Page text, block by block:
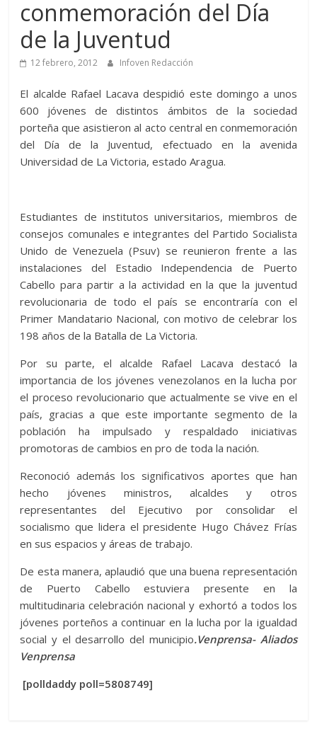
conmemoración del Día
de la Juventud
12 febrero, 2012 Infoven Redacción
El alcalde Rafael Lacava despidió este domingo a unos
600 jóvenes de distintos ámbitos de la sociedad
porteña que asistieron al acto central en conmemoración
del Día de la Juventud, efectuado en la avenida
Universidad de La Victoria, estado Aragua.
Estudiantes de institutos universitarios, miembros de
consejos comunales e integrantes del Partido Socialista
Unido de Venezuela (Psuv) se reunieron frente a las
instalaciones del Estadio Independencia de Puerto
Cabello para partir a la actividad en la que la juventud
revolucionaria de todo el país se encontraría con el
Primer Mandatario Nacional, con motivo de celebrar los
198 años de la Batalla de La Victoria.
Por su parte, el alcalde Rafael Lacava destacó la
importancia de los jóvenes venezolanos en la lucha por
el proceso revolucionario que actualmente se vive en el
país, gracias a que este importante segmento de la
población ha impulsado y respaldado iniciativas
promotoras de cambios en pro de toda la nación.
Reconoció además los significativos aportes que han
hecho jóvenes ministros, alcaldes y otros
representantes del Ejecutivo por consolidar el
socialismo que lidera el presidente Hugo Chávez Frías
en sus espacios y áreas de trabajo.
De esta manera, aplaudió que una buena representación
de Puerto Cabello estuviera presente en la
multitudinaria celebración nacional y exhortó a todos los
jóvenes porteños a continuar en la lucha por la igualdad
social y el desarrollo del municipio.Venprensa- Aliados
Venprensa
[polldaddy poll=5808749]